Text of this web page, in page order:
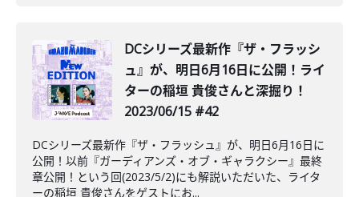
DCシリーズ最新作『ザ・フラッシ
ュ』が、明日6月16日に公開！ライ
ターの稲垣 貴俊さんと深掘り！
2023/06/15 #42
DCシリーズ最新作『ザ・フラッシュ』が、明日6月16日に
公開！以前『ガーディアンズ・オブ・ギャラクシー』最終
章公開！という回(2023/5/2)にも解説いただいた、ライタ
ーの稲垣 貴俊さんをゲストにお...